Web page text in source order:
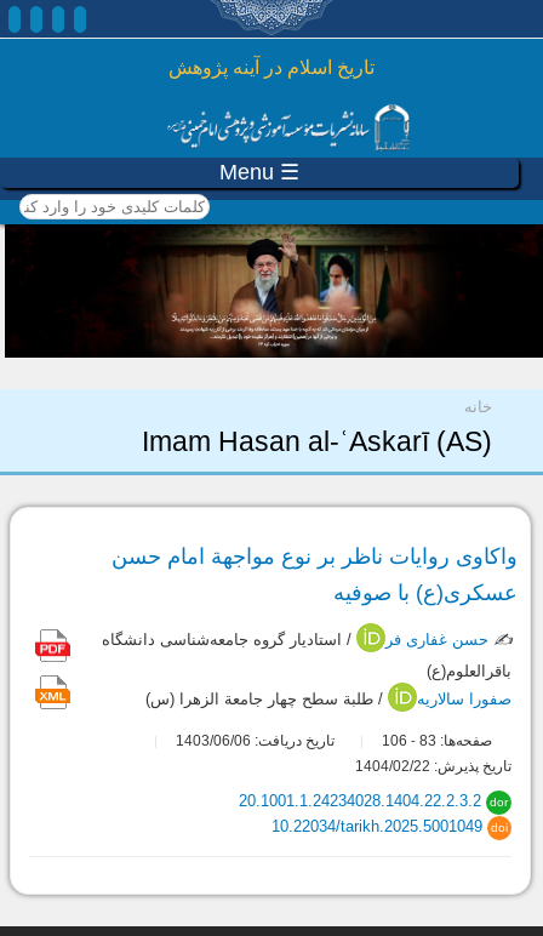
رفتن به محتوای اصلی
تاريخ اسلام در آينه پژوهش
☰ Menu
کلمات کلیدی خود را وارد
کنید
شما اینجا هستید
خانه
Imam Hasan al-ʿAskarī (AS)
واکاوی روایات ناظر بر نوع مواجهة امام حسن
عسکری(ع) با صوفیه
✍️ حسن غفاری فر
/ استادیار گروه جامعه‌شناسی دانشگاه
باقرالعلوم(ع)
صفورا سالاریه
/ طلبة سطح چهار جامعة الزهرا (س)
صفحه‌ها: 83
-
تاریخ دریافت: 1403/06/06
تاریخ پذیرش: 1404/02/22
dor
20.1001.1.24234028.1404.22.2.3.2
doi
10.22034/tarikh.2025.5001049